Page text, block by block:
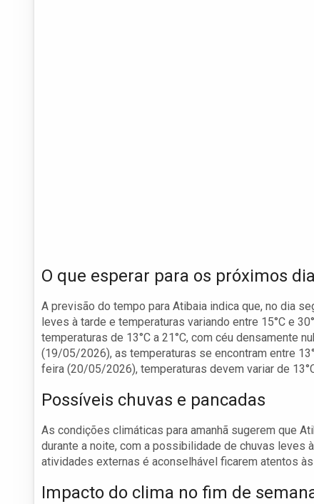
O que esperar para os próximos
A previsão do tempo para Atibaia indica que, no dia
leves à tarde e temperaturas variando entre 15°C e
temperaturas de 13°C a 21°C, com céu densamente
(19/05/2026), as temperaturas se encontram entre
feira (20/05/2026), temperaturas devem variar de
Possíveis chuvas e pancadas
As condições climáticas para amanhã sugerem que
durante a noite, com a possibilidade de chuvas leves
atividades externas é aconselhável ficarem atentos
Impacto do clima no fim de